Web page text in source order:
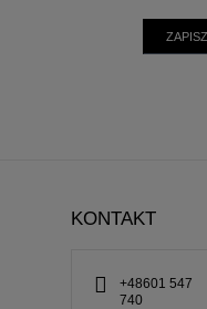
KONTAKT
+48601 547
740